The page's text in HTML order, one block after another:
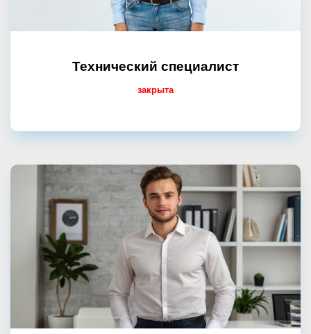
Технический специалист
закрыта